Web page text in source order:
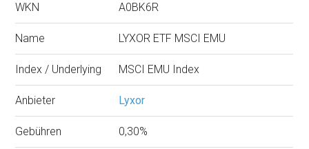
WKN A0BK6R
Name LYXOR ETF MSCI EMU
Index / Underlying MSCI EMU Index
Anbieter Lyxor
Gebühren 0,30%